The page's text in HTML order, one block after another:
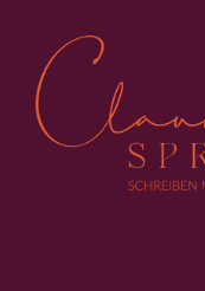
Inhalt
springen